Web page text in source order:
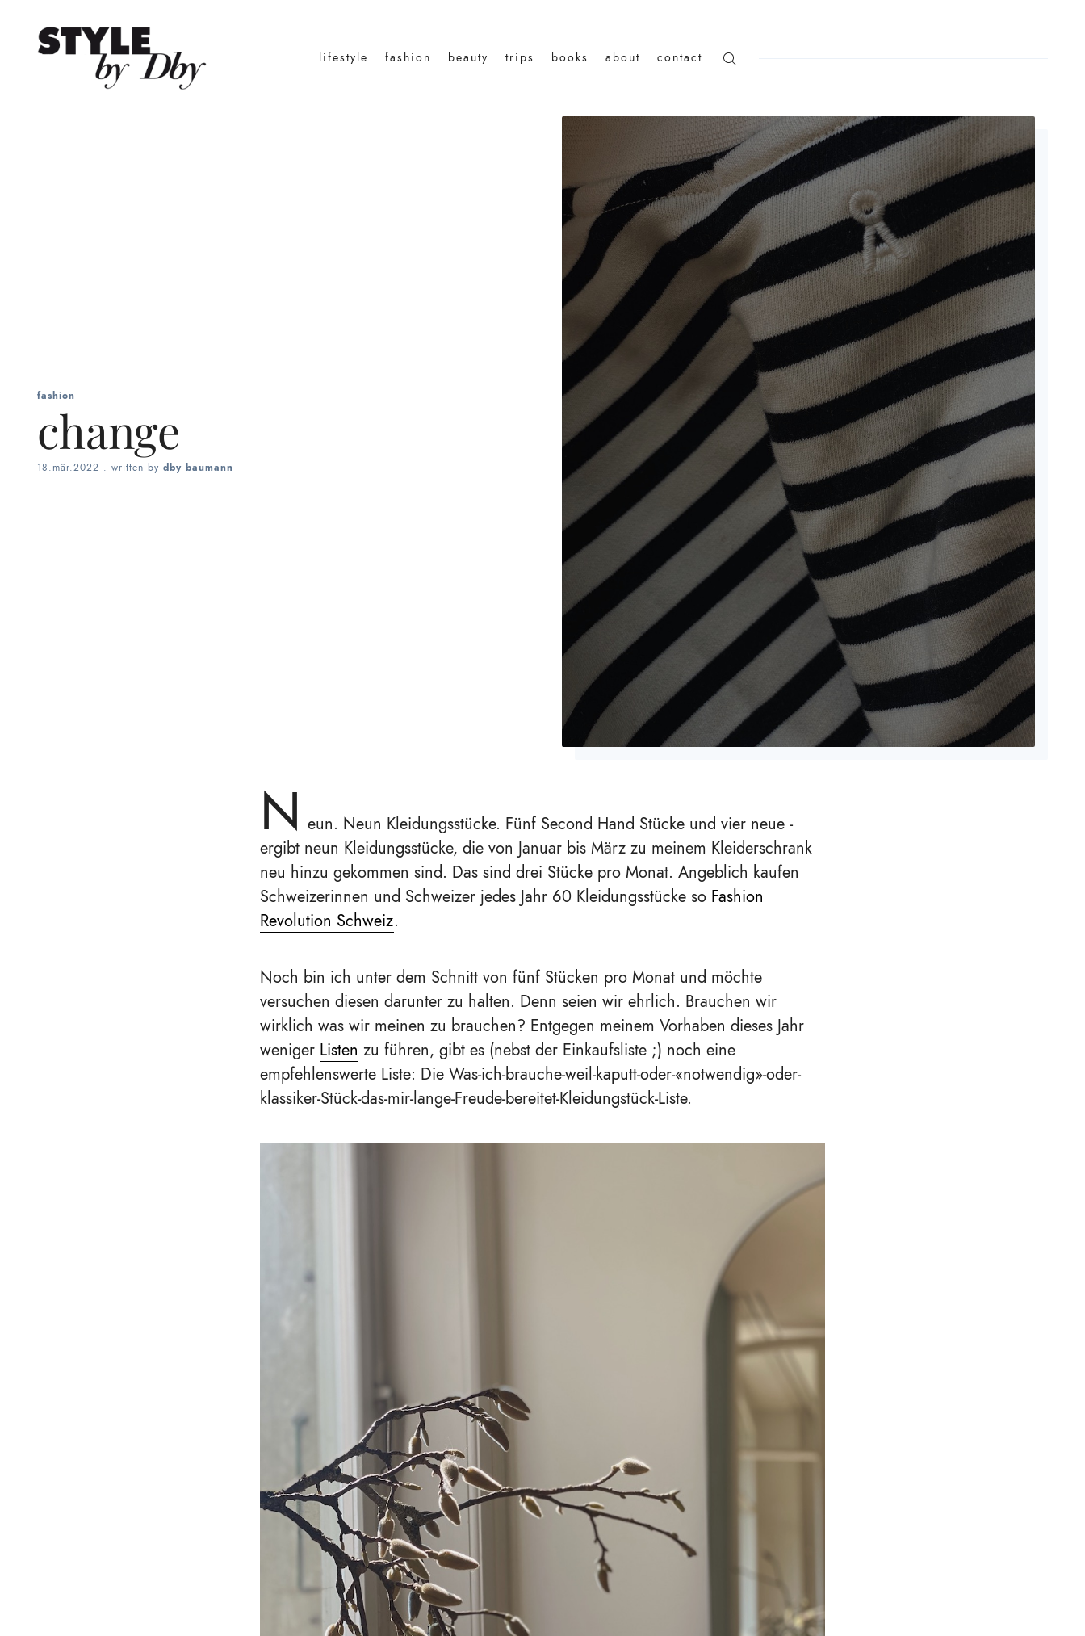
lifestyle fashion beauty trips books about contact
fashion
change
18.mär.2022 . written by dby baumann
N eun. Neun Kleidungsstücke. Fünf Second Hand Stücke und vier neue -
ergibt neun Kleidungsstücke, die von Januar bis März zu meinem Kleiderschrank
neu hinzu gekommen sind. Das sind drei Stücke pro Monat. Angeblich kaufen
Schweizerinnen und Schweizer jedes Jahr 60 Kleidungsstücke so Fashion
Revolution Schweiz.
Noch bin ich unter dem Schnitt von fünf Stücken pro Monat und möchte
versuchen diesen darunter zu halten. Denn seien wir ehrlich. Brauchen wir
wirklich was wir meinen zu brauchen? Entgegen meinem Vorhaben dieses Jahr
weniger Listen zu führen, gibt es (nebst der Einkaufsliste ;) noch eine
empfehlenswerte Liste: Die Was-ich-brauche-weil-kaputt-oder-«notwendig»-oder-
klassiker-Stück-das-mir-lange-Freude-bereitet-Kleidungstück-Liste.